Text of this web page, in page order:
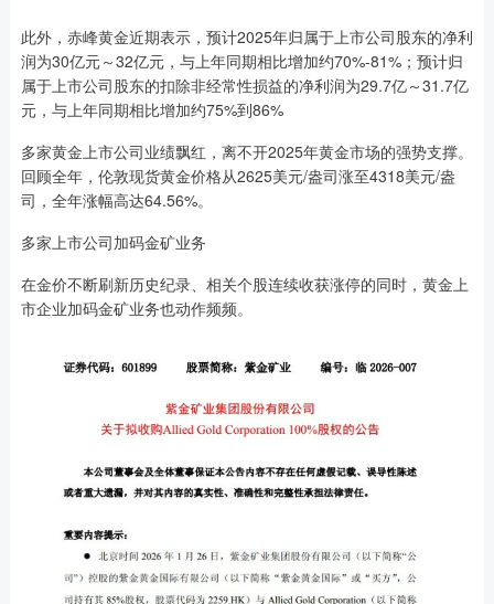
此外，赤峰黄金近期表示，预计2025年归属于上市公司股东的净利
润为30亿元～32亿元，与上年同期相比增加约70%-81%；预计归
属于上市公司股东的扣除非经常性损益的净利润为29.7亿～31.7亿
元，与上年同期相比增加约75%到86%
多家黄金上市公司业绩飘红，离不开2025年黄金市场的强势支撑。
回顾全年，伦敦现货黄金价格从2625美元/盎司涨至4318美元/盎
司，全年涨幅高达64.56%。
多家上市公司加码金矿业务
在金价不断刷新历史纪录、相关个股连续收获涨停的同时，黄金上
市企业加码金矿业务也动作频频。